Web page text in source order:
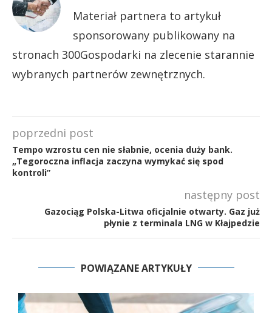
Materiał partnera to artykuł
sponsorowany publikowany na
stronach 300Gospodarki na zlecenie starannie
wybranych partnerów zewnętrznych.
poprzedni post
Tempo wzrostu cen nie słabnie, ocenia duży bank.
„Tegoroczna inflacja zaczyna wymykać się spod
kontroli”
następny post
Gazociąg Polska-Litwa oficjalnie otwarty. Gaz już
płynie z terminala LNG w Kłajpedzie
POWIĄZANE ARTYKUŁY